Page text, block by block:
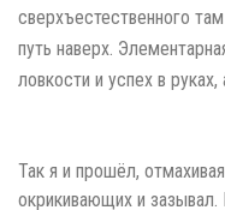
сверхъестественного
путь наверх.
ловкости и успех в
Так я и прошёл,
окрикивающих и зазывал.